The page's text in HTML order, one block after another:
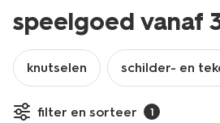
speelgoed vanaf
knutselen schilder- en
filter en sorteer 1